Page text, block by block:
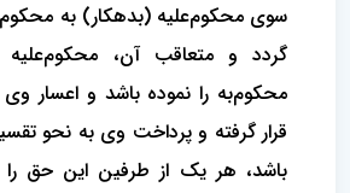
سوی محکوم‌علیه (بدهکار) به
گردد و متعاقب آن،
محکوم‌به را نموده باشد و اعسار
قرار گرفته و پرداخت وی به نحو
باشد، هر یک از طرفین این حق را